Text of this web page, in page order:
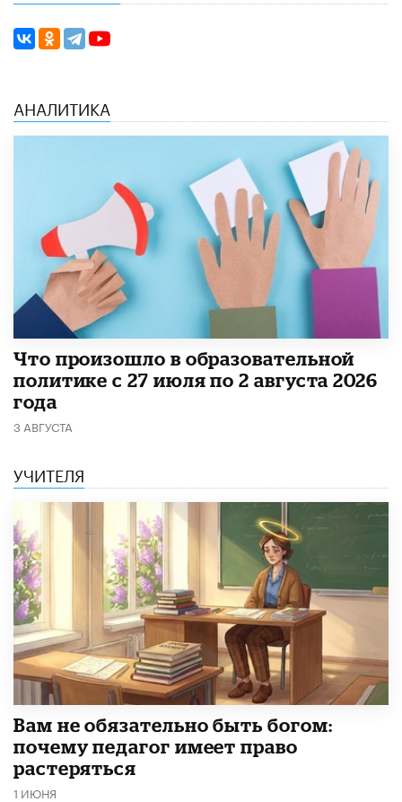
АНАЛИТИКА
​Что произошло в образовательной
политике с 27 июля по 2 августа 2026
года
3 АВГУСТА
УЧИТЕЛЯ
​Вам не обязательно быть богом:
почему педагог имеет право
растеряться
1 ИЮНЯ